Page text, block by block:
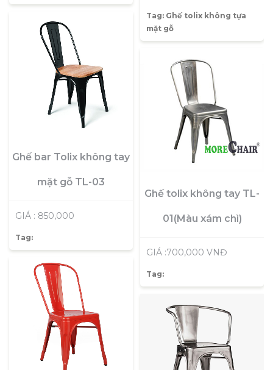
Tag: Ghế tolix không tựa
mặt gỗ
Ghế bar Tolix không tay
mặt gỗ TL-03
GIÁ : 850,000
Tag:
Ghế tolix không tay TL-
01(Màu xám chì)
GIÁ :700,000 VNĐ
Tag: